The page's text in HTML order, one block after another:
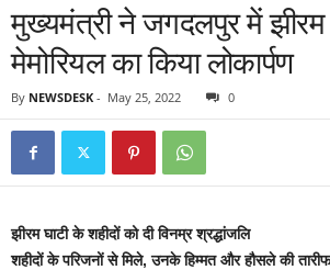
मुख्यमंत्री ने जगदलपुर में झीरम
मेमोरियल का किया लोकार्पण
By NEWSDESK - May 25, 2022 0
झीरम घाटी के शहीदों को दी विनम्र श्रद्धांजलि
शहीदों के परिजनों से मिले, उनके हिम्मत और हौसले की